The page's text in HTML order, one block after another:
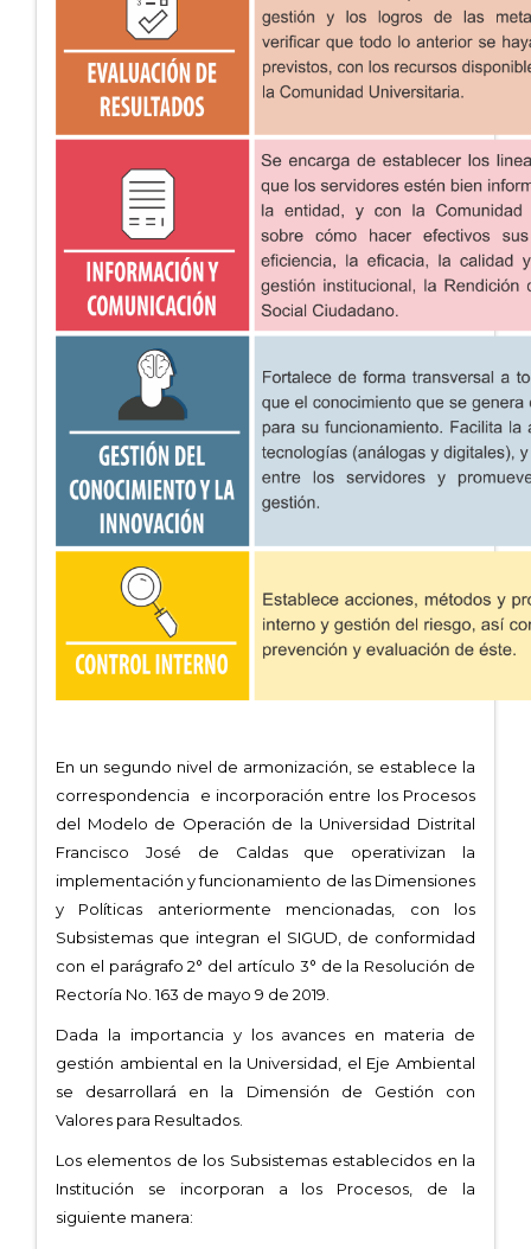
En un segundo nivel de armonización, se establece la
correspondencia e incorporación entre los Procesos
del Modelo de Operación de la Universidad Distrital
Francisco José de Caldas que operativizan la
implementación y funcionamiento de las Dimensiones
y Políticas anteriormente mencionadas, con los
Subsistemas que integran el SIGUD, de conformidad
con el parágrafo 2° del artículo 3° de la Resolución de
Rectoría No. 163 de mayo 9 de 2019.
Dada la importancia y los avances en materia de
gestión ambiental en la Universidad, el Eje Ambiental
se desarrollará en la Dimensión de Gestión con
Valores para Resultados.
Los elementos de los Subsistemas establecidos en la
Institución se incorporan a los Procesos, de la
siguiente manera: